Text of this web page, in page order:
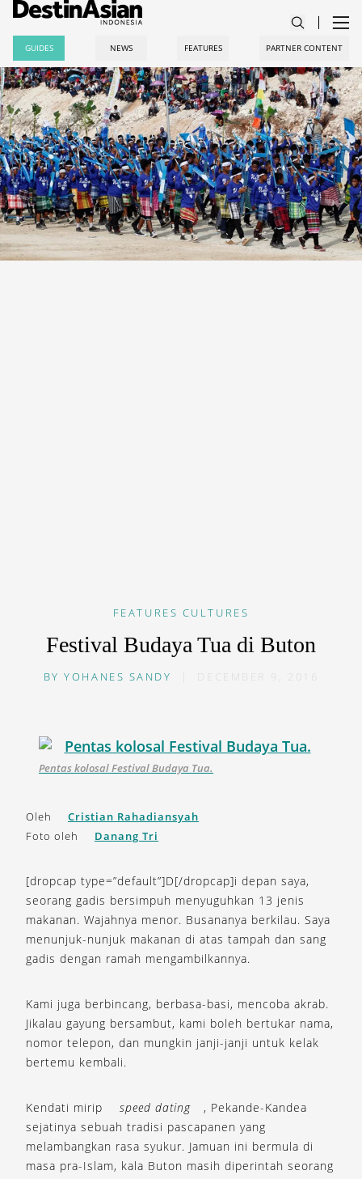
GUIDES NEWS FEATURES PARTNER CONTENT
FEATURES CULTURES
Festival Budaya Tua di Buton
BYYOHANES SANDY DECEMBER 9, 2016
Pentas kolosal Festival Budaya Tua.
Oleh
Cristian Rahadiansyah
Foto oleh
Danang Tri
[dropcap type=”default”]D[/dropcap]i depan saya,
seorang gadis bersimpuh menyuguhkan 13 jenis
makanan. Wajahnya menor. Busananya berkilau. Saya
menunjuk-nunjuk makanan di atas tampah dan sang
gadis dengan ramah mengambilkannya.
Kami juga berbincang, berbasa-basi, mencoba akrab.
Jikalau gayung bersambut, kami boleh bertukar nama,
nomor telepon, dan mungkin janji-janji untuk kelak
bertemu kembali.
Kendati mirip speed dating
, Pekande-Kandea
sejatinya sebuah tradisi pascapanen yang
melambangkan rasa syukur. Jamuan ini bermula di
masa pra-Islam, kala Buton masih diperintah seorang